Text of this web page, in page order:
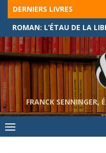
Skip
content
DERNIERS LIVRES
ROMAN: L’ÉTAU DE LA
FRANCK SENNINGER,